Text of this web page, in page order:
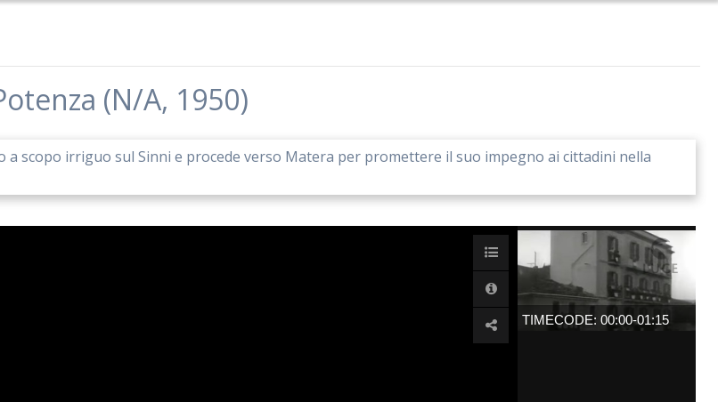
(N/A, 1950)
scopo irriguo sul Sinni e procede verso Matera per promettere il suo impegno ai cittadini nella
TIMECODE: 00:00-01:15